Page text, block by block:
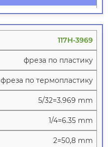
117H-3969
фреза по пластику
фреза по термопластику
5/32=3.969 mm
1/4=6.35 mm
2=50,8 mm